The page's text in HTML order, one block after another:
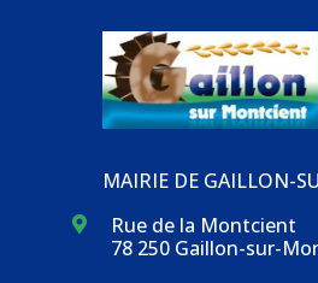
MAIRIE DE GAILLON-

Rue de la Montcient
78 250 Gaillon-sur-